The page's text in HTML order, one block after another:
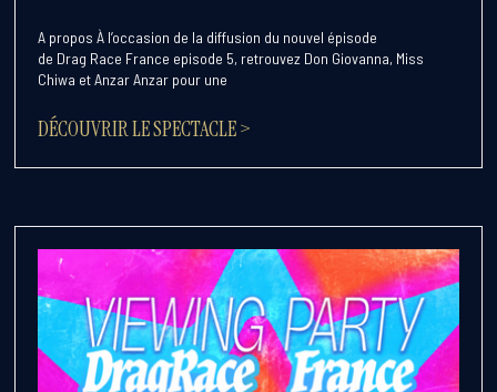
A propos À l’occasion de la diffusion du nouvel épisode
de Drag Race France episode 5, retrouvez Don Giovanna, Miss
Chiwa et Anzar Anzar pour une
DÉCOUVRIR LE SPECTACLE >